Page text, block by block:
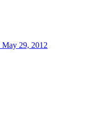
May 29, 2012